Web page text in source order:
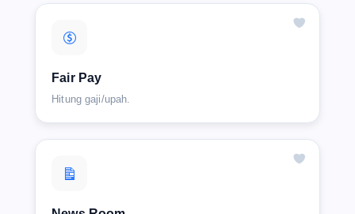
Fair Pay
Hitung gaji/upah.